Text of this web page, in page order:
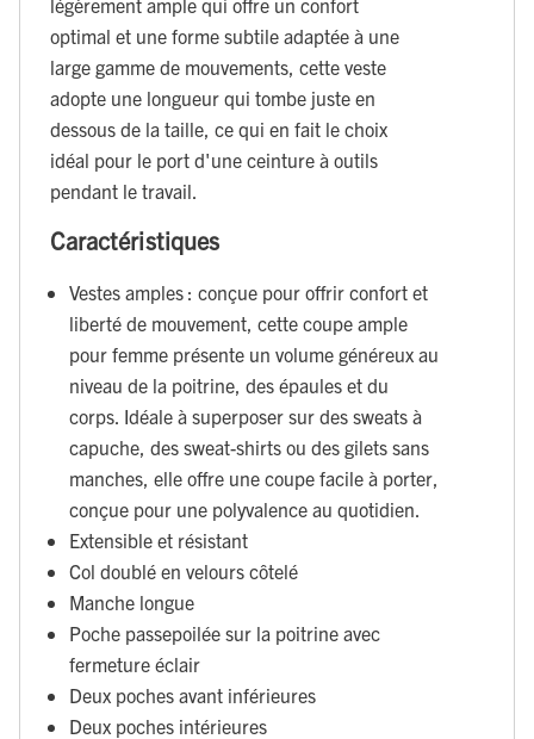
optimal et une forme subtile adaptée à une
large gamme de mouvements, cette veste
adopte une longueur qui tombe juste en
dessous de la taille, ce qui en fait le choix
idéal pour le port d'une ceinture à outils
pendant le travail.
Caractéristiques
Vestes amples : conçue pour offrir confort et
liberté de mouvement, cette coupe ample
pour femme présente un volume généreux au
niveau de la poitrine, des épaules et du
corps. Idéale à superposer sur des sweats à
capuche, des sweat-shirts ou des gilets sans
manches, elle offre une coupe facile à porter,
conçue pour une polyvalence au quotidien.
Extensible et résistant
Col doublé en velours côtelé
Manche longue
Poche passepoilée sur la poitrine avec
fermeture éclair
Deux poches avant inférieures
Deux poches intérieures